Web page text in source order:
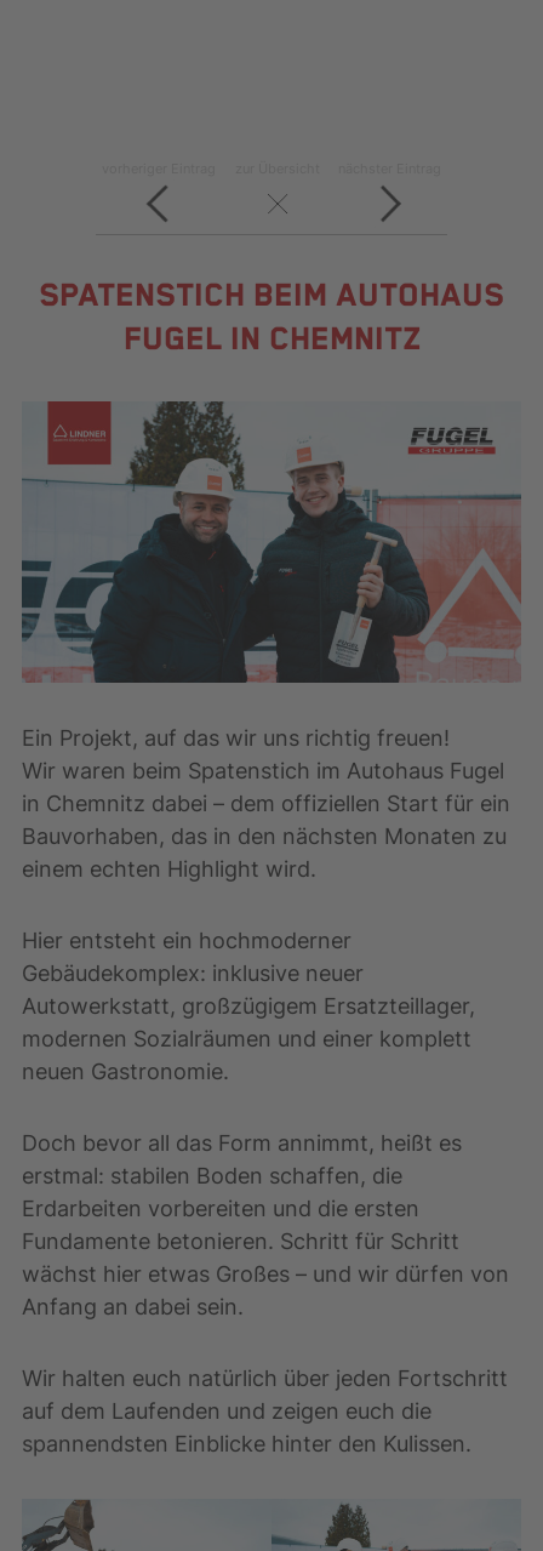
SPATENSTICH BEIM AUTOHAUS
FUGEL IN CHEMNITZ
Ein Projekt, auf das wir uns richtig freuen!
Wir waren beim Spatenstich im Autohaus Fugel
in Chemnitz dabei – dem offiziellen Start für ein
Bauvorhaben, das in den nächsten Monaten zu
einem echten Highlight wird.
Hier entsteht ein hochmoderner
Gebäudekomplex: inklusive neuer
Autowerkstatt, großzügigem Ersatzteillager,
modernen Sozialräumen und einer komplett
neuen Gastronomie.
Doch bevor all das Form annimmt, heißt es
erstmal: stabilen Boden schaffen, die
Erdarbeiten vorbereiten und die ersten
Fundamente betonieren. Schritt für Schritt
wächst hier etwas Großes – und wir dürfen von
Anfang an dabei sein.
Wir halten euch natürlich über jeden Fortschritt
auf dem Laufenden und zeigen euch die
spannendsten Einblicke hinter den Kulissen.